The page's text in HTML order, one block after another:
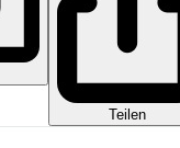
Teilen